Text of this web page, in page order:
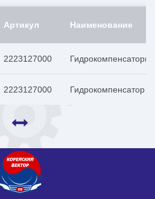
Артикул Наименование
2223127000 Гидрокомпенсаторы
2223127000 Гидрокомпенсатор